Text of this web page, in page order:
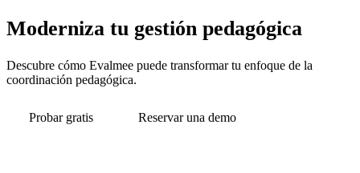
Moderniza tu gestión pedagógica
Descubre cómo Evalmee puede transformar tu enfoque de la
coordinación pedagógica.
Probar gratis Reservar una demo